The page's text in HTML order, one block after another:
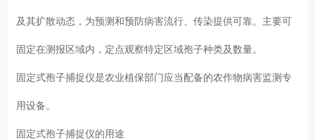
及其扩散动态，为预测和预防病害流行、传染提供可靠。主要可
固定在测报区域内，定点观察特定区域孢子种类及数量。
固定式孢子捕捉仪是农业植保部门应当配备的农作物病害监测专
用设备。
固定式孢子捕捉仪的用途